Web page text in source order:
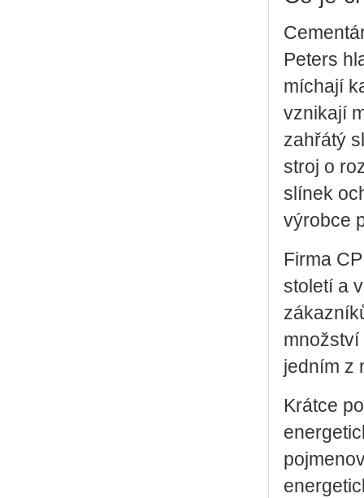
Peters
míchají
vznikají
zahřátý
stroj o
slínek
výrobce
Firma
století a
jedním z
Krátce